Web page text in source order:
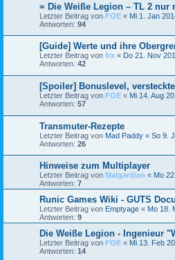
= Die Weiße Legion – TL 2 nur
Letzter Beitrag von FOE « Mi 1. Jan
Antworten: 94
[Guide] Werte und ihre
Letzter Beitrag von frx « Do 21. Nov
Antworten: 42
[Spoiler] Bonuslevel,
Letzter Beitrag von FOE « Mi 14. Aug
Antworten: 57
Transmuter-Rezepte
Letzter Beitrag von Mad Paddy « So 9.
Antworten: 26
Hinweise zum Multiplayer
Letzter Beitrag von Malgardian « Mo
Antworten: 7
Runic Games Wiki - GUTS
Letzter Beitrag von Emptyage « Mo 18.
Antworten: 9
Die Weiße Legion - Ingenieur
Letzter Beitrag von FOE « Mi 13. Feb
Antworten: 14